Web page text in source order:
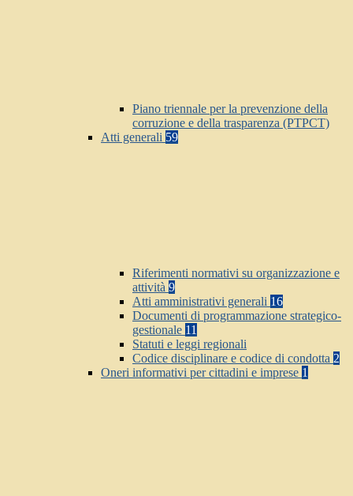
Piano triennale per la prevenzione della
corruzione e della trasparenza (PTPCT)
Atti generali 59
Riferimenti normativi su organizzazione e
attività 9
Atti amministrativi generali 16
Documenti di programmazione strategico-
gestionale 11
Statuti e leggi regionali
Codice disciplinare e codice di condotta 2
Oneri informativi per cittadini e imprese 1